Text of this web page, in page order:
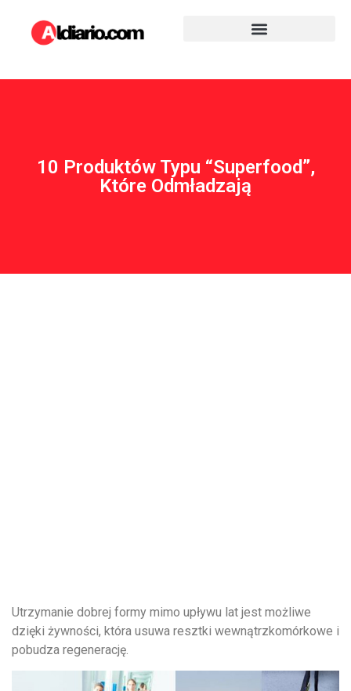
10 Produktów Typu “superfood”,
Które Odmładzają
Utrzymanie dobrej formy mimo upływu lat jest możliwe
dzięki żywności, która usuwa resztki wewnątrzkomórkowe i
pobudza regenerację.